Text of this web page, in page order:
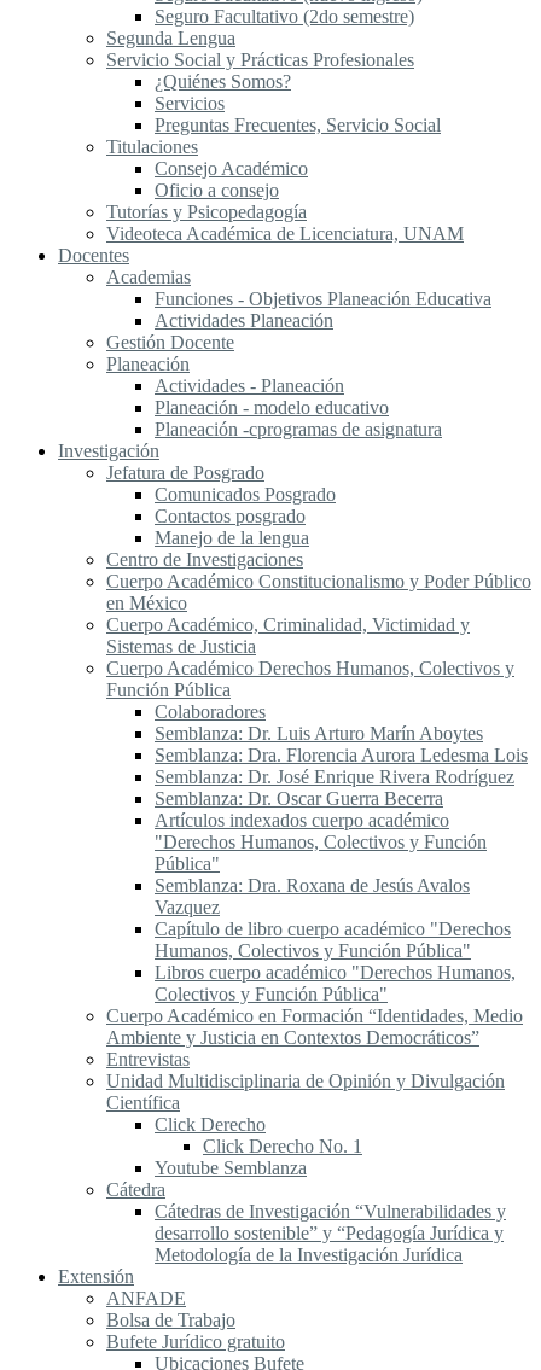
Seguro Facultativo (2do semestre)
Segunda Lengua
S​ervicio Social y Prácticas Profesionales
¿Quiénes Somos?
Servicios
Preguntas Frecuentes, Servicio Social
Titulaciones
Consejo Académico
Oficio a consejo
Tutorías y Psicopedagogía
Videoteca Académica de Licenciatura, UNAM
Docentes
Academias
Funciones - Objetivos Planeación Educativa
Actividades Planeación
Gestión Docente
Planeación
Actividades - Planeación
Planeación - modelo educativo
Planeación -cprogramas de asignatura
Investigación
Jefatura de Posgrado
Comunicados Posgrado
Contactos posgrado
Manejo de la lengua
Centro de Investigaciones
Cuerpo Académico Constitucionalismo y Poder Público
en México
Cuerpo Académico, Criminalidad, Victimidad y
Sistemas de Justicia
Cuerpo Académico Derechos Humanos, Colectivos y
Función Pública
Colaboradores
Semblanza: Dr. Luis Arturo Marín Aboytes
Semblanza: Dra. Florencia Aurora Ledesma Lois
Semblanza: Dr. José Enrique Rivera Rodríguez
Semblanza: Dr. Oscar Guerra Becerra
Artículos indexados cuerpo académico
"Derechos Humanos, Colectivos y Función
Pública"
Semblanza: Dra. Roxana de Jesús Avalos
Vazquez
Capítulo de libro cuerpo académico "Derechos
Humanos, Colectivos y Función Pública"
Libros cuerpo académico "Derechos Humanos,
Colectivos y Función Pública"
Cuerpo Académico en Formación “Identidades, Medio
Ambiente y Justicia en Contextos Democráticos”
Entrevistas
Unidad Multidisciplinaria de Opinión y Divulgación
Científica
Click Derecho
Click Derecho No. 1
Youtube Semblanza
Cátedra
Cátedras de Investigación “Vulnerabilidades y
desarrollo sostenible” y “Pedagogía Jurídica y
Metodología de la Investigación Jurídica
Extensión
ANFADE
Bolsa de Trabajo
Bufete Jurídico gratuito
Ubicaciones Bufete